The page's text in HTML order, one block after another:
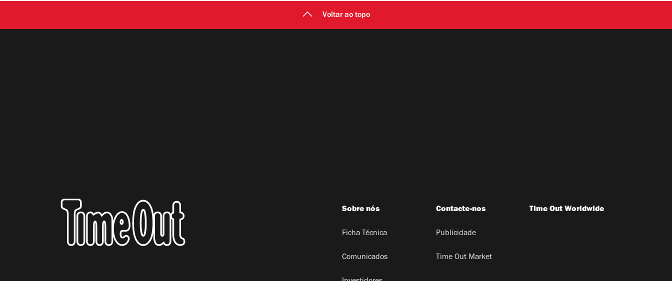
Voltar ao topo
Sobre nós
Ficha Técnica
Comunicados
Contacte-nos
Publicidade
Time Out Market
Time Out Worldwide